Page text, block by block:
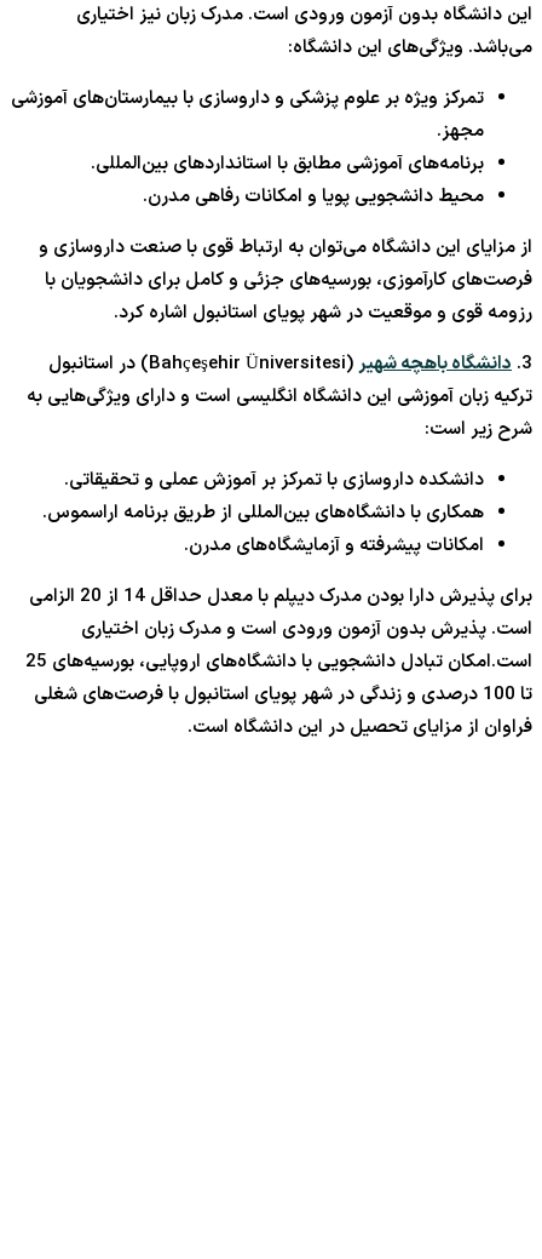
این دانشگاه بدون آزمون ورودی است. مدرک زبان نیز اختیاری
می‌باشد. ویژگی‌های این دانشگاه:
تمرکز ویژه بر علوم پزشکی و داروسازی با بیمارستان‌های آموزشی
مجهز.
برنامه‌های آموزشی مطابق با استانداردهای بین‌المللی.
محیط دانشجویی پویا و امکانات رفاهی مدرن.
از مزایای این دانشگاه می‌توان به ارتباط قوی با صنعت داروسازی و
فرصت‌های کارآموزی، بورسیه‌های جزئی و کامل برای دانشجویان با
رزومه قوی و موقعیت در شهر پویای استانبول اشاره کرد.
3. دانشگاه باهچه شهیر
(Bahçeşehir Üniversitesi) در استانبول
ترکیه زبان آموزشی این دانشگاه انگلیسی است و دارای ویژگی‌هایی به
شرح زیر است:
دانشکده داروسازی با تمرکز بر آموزش عملی و تحقیقاتی.
همکاری با دانشگاه‌های بین‌المللی از طریق برنامه اراسموس.
امکانات پیشرفته و آزمایشگاه‌های مدرن.
برای پذیرش دارا بودن مدرک دیپلم با معدل حداقل 14 از 20 الزامی
است. پذیرش بدون آزمون ورودی است و مدرک زبان اختیاری
است.امکان تبادل دانشجویی با دانشگاه‌های اروپایی، بورسیه‌های 25
تا 100 درصدی و زندگی در شهر پویای استانبول با فرصت‌های شغلی
فراوان از مزایای تحصیل در این دانشگاه است.